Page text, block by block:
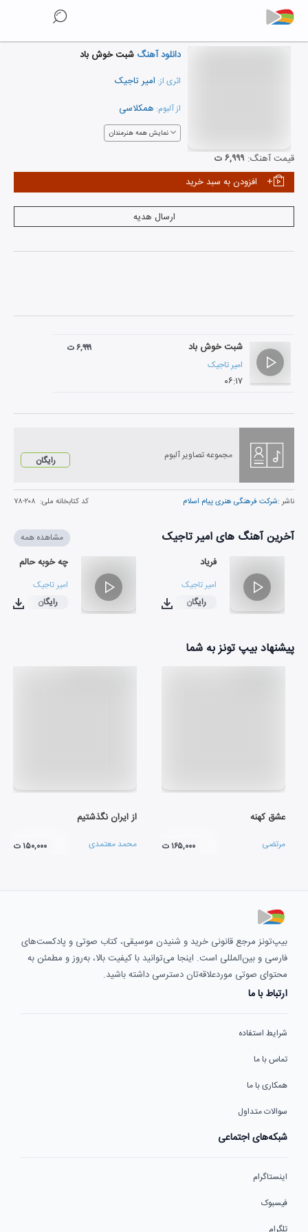
دانلود آهنگ شبت خوش باد
اثری از: امیر تاجیک
از آلبوم: همکلاسی
نمایش همه هنرمندان
قیمت آهنگ: ۶,۹۹۹ ت
افزودن به سبد خرید
ارسال هدیه
شبت خوش باد
امیر تاجیک
۰۶:۱۷
۶,۹۹۹ ت
مجموعه تصاویر آلبوم رایگان
ناشر :شرکت فرهنگی هنری پیام اسلام کد کتابخانه ملی: ۲۰۸-۷۸
آخرین آهنگ های امیر تاجیک مشاهده همه
فریاد
امیر تاجیک
۰۳:۳۴
رایگان
چه خوبه حالم
امیر تاجیک
۰۲:۵۳
رایگان
پیشنهاد بیپ تونز به شما
عشق کهنه
مرتضی ۱۶۵,۰۰۰ ت
از ایران نگذشتیم
محمد معتمدی ۱۵۰,۰۰۰ ت
بیپ‌تونز مرجع قانونی خرید و شنیدن موسیقی، کتاب صوتی و پادکست‌های
فارسی و بین‌المللی است. اینجا می‌توانید با کیفیت بالا، به‌روز و مطمئن به
محتوای صوتی موردعلاقه‌تان دسترسی داشته باشید.
ارتباط با ما
شرایط استفاده
تماس با ما
همکاری با ما
سوالات متداول
شبکه‌های اجتماعی
اینستاگرام
فیسبوک
تلگرام